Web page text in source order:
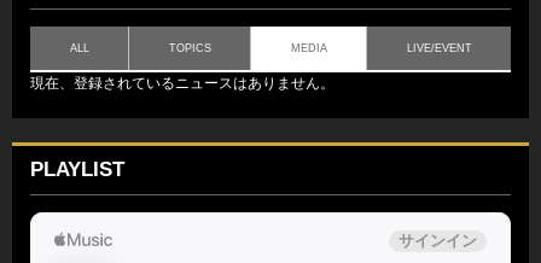
ALL TOPICS MEDIA LIVE/EVENT
現在、登録されているニュースはありません。
PLAYLIST